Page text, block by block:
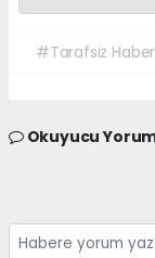
#Tarafsız Haber
Okuyucu